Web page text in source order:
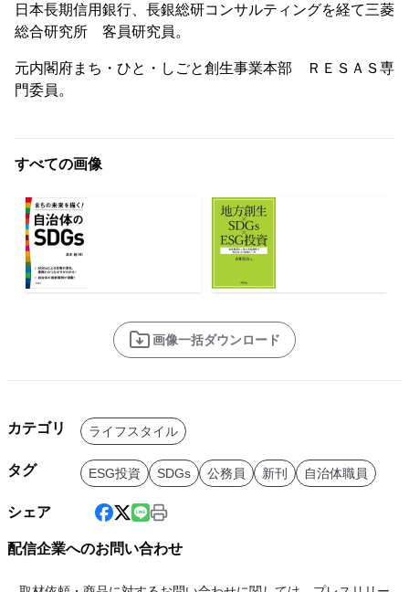
日本長期信用銀行、長銀総研コンサルティングを経て三菱
総合研究所 客員研究員。
元内閣府まち・ひと・しごと創生事業本部 ＲＥＳＡＳ専
門委員。
すべての画像
画像一括ダウンロード
カテゴリ ライフスタイル
タグ ESG投資 SDGs 公務員 新刊 自治体職員
シェア
配信企業へのお問い合わせ